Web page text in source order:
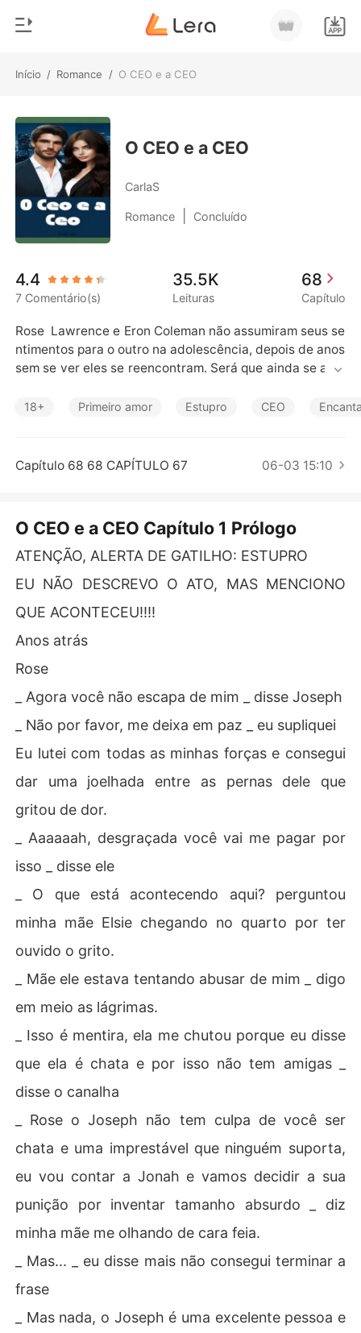
Início / Romance / O CEO e a CEO
Loja
Histórico
Sair
Baixar App
Gênero
Moderno
Lobisomem
Contos
Bilionários
Contos Curtos
O CEO e a CEO
CarlaS
Romance Concluído
4.4
7 Comentário(s)
35.5K
Leituras
68
Capítulo
Rose  Lawrence e Eron Coleman não assumiram seus se
ntimentos para o outro na adolescência, depois de anos
sem se ver eles se reencontram. Será que ainda se ama
18+ Primeiro amor Estupro CEO
Capítulo 68 68 CAPÍTULO 67 06-03 15:10
O CEO e a CEO Capítulo 1 Prólogo
ATENÇÃO, ALERTA DE GATILHO: ESTUPRO
EU NÃO DESCREVO O ATO, MAS MENCIONO
QUE ACONTECEU!!!!
Anos atrás
Rose
_ Agora você não escapa de mim _ disse Joseph
_ Não por favor, me deixa em paz _ eu supliquei
Eu lutei com todas as minhas forças e consegui
dar uma joelhada entre as pernas dele que
gritou de dor.
_ Aaaaaah, desgraçada você vai me pagar por
isso _ disse ele
_ O que está acontecendo aqui? perguntou
minha mãe Elsie chegando no quarto por ter
ouvido o grito.
_ Mãe ele estava tentando abusar de mim _ digo
em meio as lágrimas.
_ Isso é mentira, ela me chutou porque eu disse
que ela é chata e por isso não tem amigas _
disse o canalha
_ Rose o Joseph não tem culpa de você ser
chata e uma imprestável que ninguém suporta,
eu vou contar a Jonah e vamos decidir a sua
punição por inventar tamanho absurdo _ diz
minha mãe me olhando de cara feia.
_ Mas... _ eu disse mais não consegui terminar a
frase
_ Mas nada, o Joseph é uma excelente pessoa e